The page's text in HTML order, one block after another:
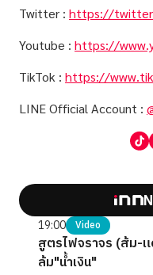
Twitter : https://
Youtube : https://
TikTok : https://
LINE Official Account :
19:00 Video
สูตรไฟจราจร (ส้ม-แ
ล้ม"น้ำเงิน"